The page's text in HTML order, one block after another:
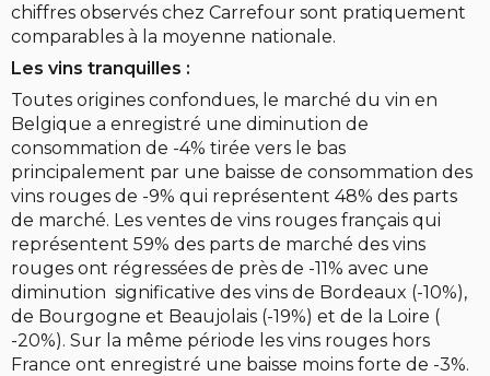
chiffres observés chez Carrefour sont pratiquement
comparables à la moyenne nationale.
Les vins tranquilles :
Toutes origines confondues, le marché du vin en
Belgique a enregistré une diminution de
consommation de -4% tirée vers le bas
principalement par une baisse de consommation des
vins rouges de -9% qui représentent 48% des parts
de marché. Les ventes de vins rouges français qui
représentent 59% des parts de marché des vins
rouges ont régressées de près de -11% avec une
diminution significative des vins de Bordeaux (-10%),
de Bourgogne et Beaujolais (-19%) et de la Loire (
-20%). Sur la même période les vins rouges hors
France ont enregistré une baisse moins forte de -3%.